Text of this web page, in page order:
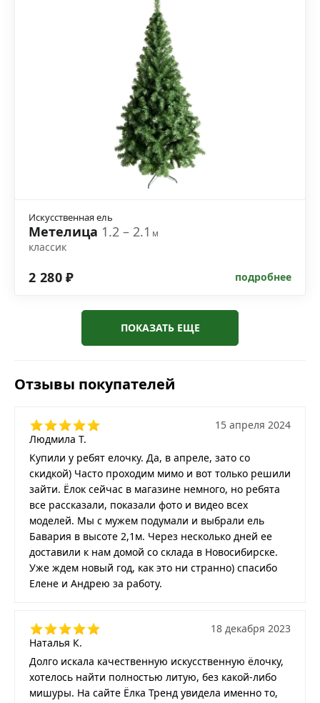
Искусственная ель
Метелица 1.2 – 2.1м
классик
2 280 ₽ подробнее
ПОКАЗАТЬ ЕЩЕ
Отзывы покупателей
Людмила Т.
15 апреля 2024
Купили у ребят елочку. Да, в апреле, зато со
скидкой) Часто проходим мимо и вот только решили
зайти. Ёлок сейчас в магазине немного, но ребята
все рассказали, показали фото и видео всех
моделей. Мы с мужем подумали и выбрали ель
Бавария в высоте 2,1м. Через несколько дней ее
доставили к нам домой со склада в Новосибирске.
Уже ждем новый год, как это ни странно) спасибо
Елене и Андрею за работу.
Наталья К.
18 декабря 2023
Долго искала качественную искусственную ёлочку,
хотелось найти полностью литую, без какой-либо
мишуры. На сайте Ёлка Тренд увидела именно то,